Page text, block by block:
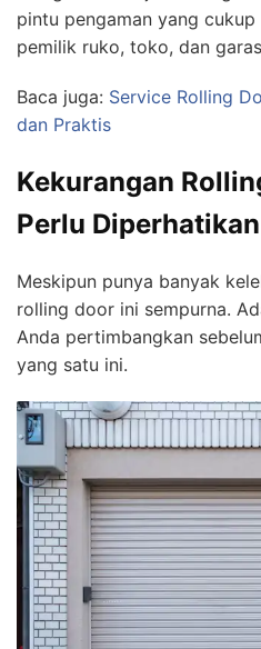
pintu pengaman yang
pemilik ruko, toko, dan
Baca juga: Service Rolling
dan Praktis
Kekurangan
Perlu Diperhatikan
Meskipun punya banyak
rolling door ini sempurna.
Anda pertimbangkan
yang satu ini.